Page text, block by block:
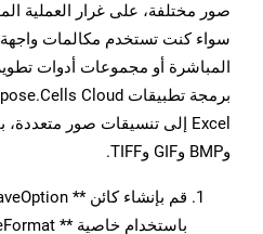
المباشرة أو مجموعات أدوات
وBMP وGIF وTIFF.
باستخدام خاصية ** SaveFormat **.